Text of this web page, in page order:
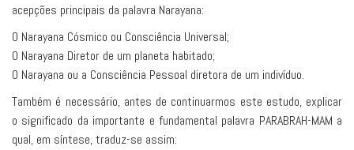
acepções principais da palavra Narayana:
O Narayana Cósmico ou Consciência Universal;
O Narayana Diretor de um planeta habitado;
O Narayana ou a Consciência Pessoal diretora de um indivíduo.
Também é necessário, antes de continuarmos este estudo, explicar
o significado da importante e fundamental palavra PARABRAH-MAM a
qual, em síntese, traduz-se assim: